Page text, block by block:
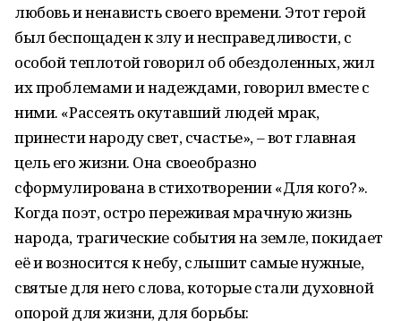
любовь и ненависть своего времени. Этот герой
был беспощаден к злу и несправедливости, с
особой теплотой говорил об обез­доленных, жил
их проблемами и надеждами, говорил вместе с
ними. «Рассеять окутавший людей мрак,
принести народу свет, счастье», – вот главная
цель его жизни. Она своеобразно
сформулирована в стихотворении «Для кого?».
Когда поэт, остро переживая мрачную жизнь
народа, трагические события на земле, покидает
её и возносится к небу, слышит самые нужные,
святые для него слова, которые стали духовной
опорой для жизни, для борьбы: